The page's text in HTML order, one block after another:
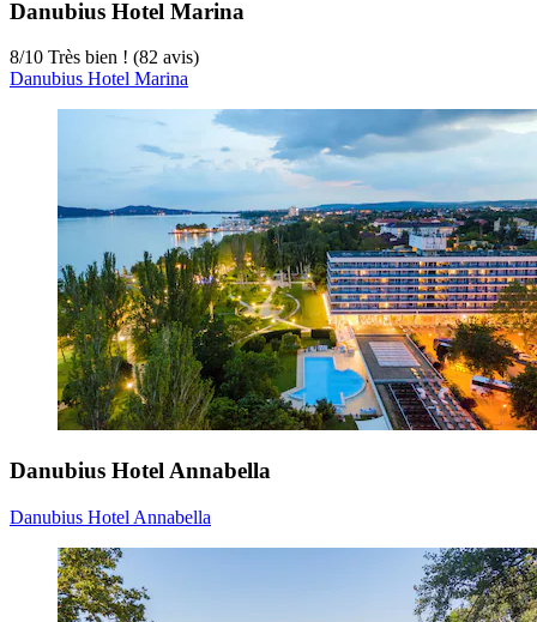
Danubius Hotel Marina
8/10 Très bien ! (82 avis)
Danubius Hotel Marina
Danubius Hotel Annabella
Danubius Hotel Annabella